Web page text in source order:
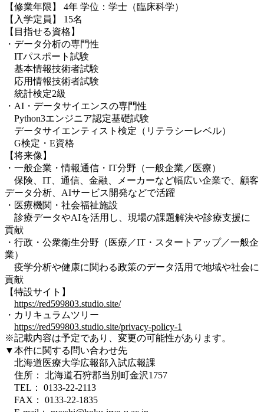
【修業年限】 4年 学位：学士（臨床科学）
【入学定員】 15名
【目指せる資格】
・データ分析の専門性
ITパスポート試験
基本情報技術者試験
応用情報技術者試験
統計検定2級
・AI・データサイエンスの専門性
Python3エンジニア認定基礎試験
データサイエンティスト検定（リテラシーレベル）
G検定・E資格
【将来像】
・ 一般企業・情報通信・IT分野（一般企業／医療）
保険、IT、通信、金融、メーカーなど幅広い企業で、顧客
データ分析、AIサービス開発などで活躍
・医療機関・社会福祉施設
診療データやAIを活用し、現場の課題解決や診療支援に
貢献
・ 行政・公衆衛生分野（ 医療 ／IT・スタートアップ／一般企
業）
疫学分析や健康に関わる政策のデータ活用で地域や社会に
貢献
【特設サイト】
https://red599803.studio.site/
・カリキュラムツリー
https://red599803.studio.site/privacy-policy-1
※記載内容は予定であり、変更の可能性があります。
▼本件に関する問い合わせ先
北海道医療大学広報部入試広報課
住所： 北海道石狩郡当別町金沢1757
TEL： 0133-22-2113
FAX： 0133-22-1835